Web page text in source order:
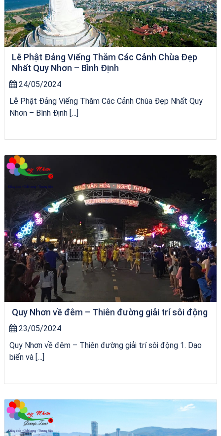
Lễ Phật Đảng Viếng Thăm Các Cảnh Chùa Đẹp
Nhất Quy Nhơn – Bình Định
24/05/2024
Lễ Phật Đảng Viếng Thăm Các Cảnh Chùa Đẹp Nhất Quy
Nhơn – Bình Định […]
Quy Nhơn về đêm – Thiên đường giải trí sôi động
23/05/2024
Quy Nhơn về đêm – Thiên đường giải trí sôi động 1. Dạo
biển và […]
Khách sạn Việt Nam Taste